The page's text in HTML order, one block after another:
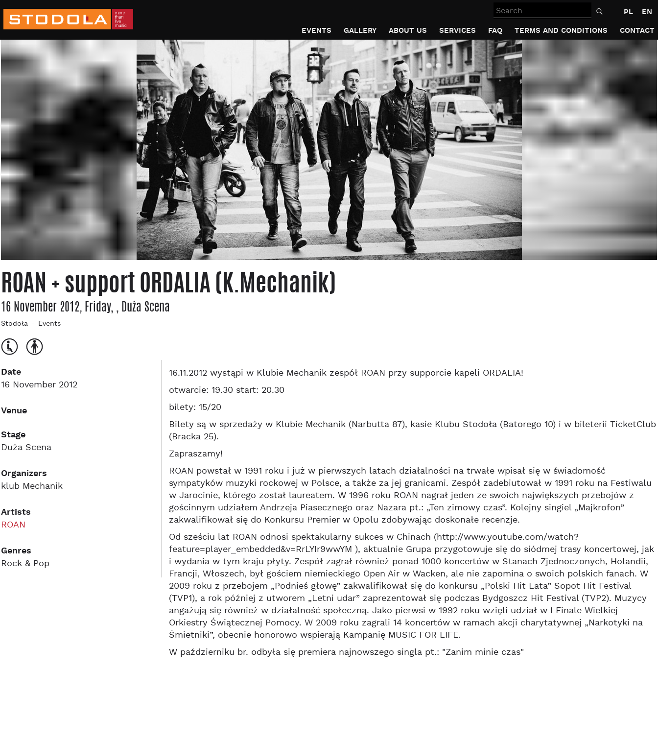
Search PL
EN
EVENTS
GALLERY ABOUT US SERVICES FAQ TERMS AND CONDITIONS CONTACT
ROAN + support ORDALIA (K.Mechanik)
16 November 2012, Friday,, Duża Scena
Stodoła Events
Date
16 November 2012
Venue
Stage
Duża Scena
Organizers
klub Mechanik
Artists
ROAN
Genres
Rock & Pop
16.11.2012 wystąpi w Klubie Mechanik zespół ROAN przy supporcie kapeli ORDALIA!
otwarcie: 19.30 start: 20.30
bilety: 15/20
Bilety są w sprzedaży w Klubie Mechanik (Narbutta 87), kasie Klubu Stodoła (Batorego 10) i w bileterii TicketClub
(Bracka 25).
Zapraszamy!
ROAN powstał w 1991 roku i już w pierwszych latach działalności na trwałe wpisał się w świadomość
sympatyków muzyki rockowej w Polsce, a także za jej granicami. Zespół zadebiutował w 1991 roku na Festiwalu
w Jarocinie, którego został laureatem. W 1996 roku ROAN nagrał jeden ze swoich największych przebojów z
gościnnym udziałem Andrzeja Piasecznego oraz Nazara pt.: „Ten zimowy czas”. Kolejny singiel „Majkrofon”
zakwalifikował się do Konkursu Premier w Opolu zdobywając doskonałe recenzje.
Od sześciu lat ROAN odnosi spektakularny sukces w Chinach (http://www.youtube.com/watch?
feature=player_embedded&v=RrLYIr9wwYM ), aktualnie Grupa przygotowuje się do siódmej trasy koncertowej, jak
i wydania w tym kraju płyty. Zespół zagrał również ponad 1000 koncertów w Stanach Zjednoczonych, Holandii,
Francji, Włoszech, był gościem niemieckiego Open Air w Wacken, ale nie zapomina o swoich polskich fanach. W
2009 roku z przebojem „Podnieś głowę” zakwalifikował się do konkursu „Polski Hit Lata” Sopot Hit Festival
(TVP1), a rok później z utworem „Letni udar” zaprezentował się podczas Bydgoszcz Hit Festival (TVP2). Muzycy
angażują się również w działalność społeczną. Jako pierwsi w 1992 roku wzięli udział w I Finale Wielkiej
Orkiestry Świątecznej Pomocy. W 2009 roku zagrali 14 koncertów w ramach akcji charytatywnej „Narkotyki na
Śmietniki”, obecnie honorowo wspierają Kampanię MUSIC FOR LIFE.
W październiku br. odbyła się premiera najnowszego singla pt.: "Zanim minie czas"